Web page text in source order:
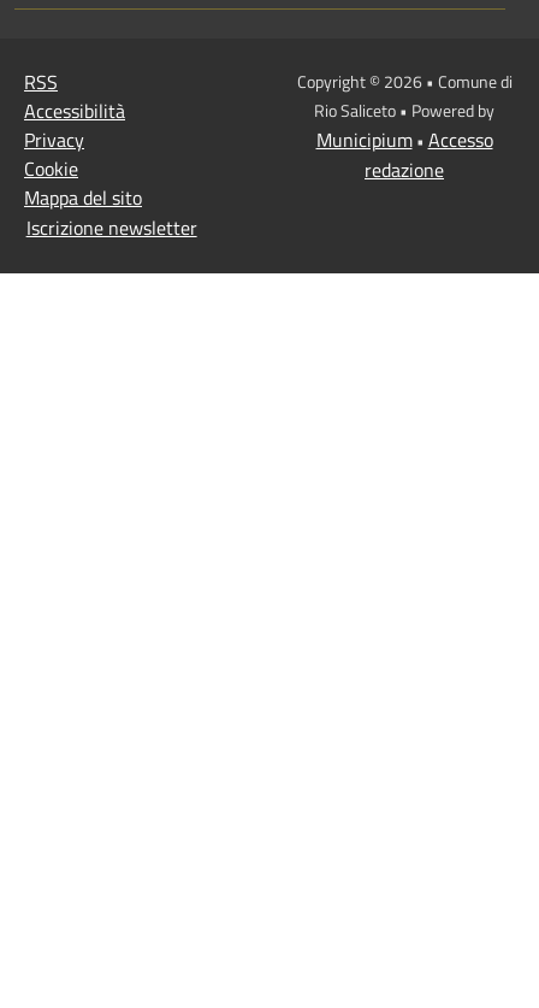
RSS
Accessibilità
Privacy
Cookie
Mappa del sito
Iscrizione newsletter
Copyright © 2026 • Comune di
Rio Saliceto • Powered by
Municipium• Accesso
redazione